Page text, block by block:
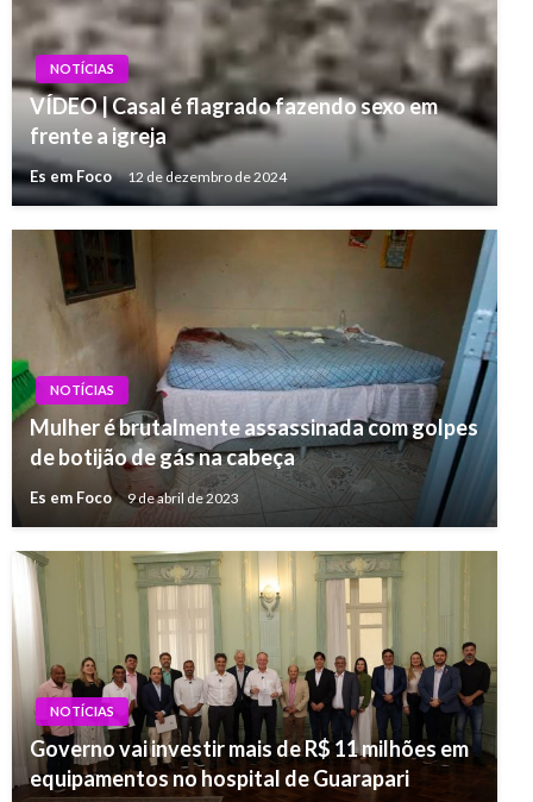
NOTÍCIAS
VÍDEO | Casal é flagrado fazendo sexo em
frente a igreja
Es em Foco 12 de dezembro de 2024
NOTÍCIAS
Mulher é brutalmente assassinada com golpes
de botijão de gás na cabeça
Es em Foco 9 de abril de 2023
NOTÍCIAS
Governo vai investir mais de R$ 11 milhões em
equipamentos no hospital de Guarapari